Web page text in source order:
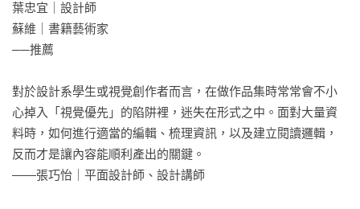
葉忠宜｜設計師
蘇維｜書籍藝術家
──推薦
對於設計系學生或視覺創作者而言，在做作品集時常常會不小
心掉入「視覺優先」的陷阱裡，迷失在形式之中。面對大量資
料時，如何進行適當的編輯、梳理資訊，以及建立閱讀邏輯，
反而才是讓內容能順利產出的關鍵。
——張巧怡｜平面設計師、設計講師